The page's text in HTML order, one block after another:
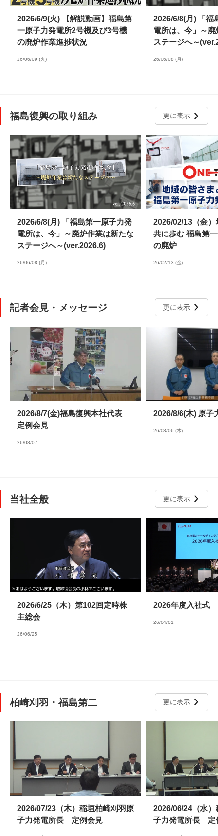
2026/6/9(火) 【解説動画】福島第
一原子力発電所2号機及び3号機
の廃炉作業進捗状況
26/06/09 (火)
2026/6/8(月) 「福
電所は、今」～
ステージへ～
26/06/08 (月)
福島復興の取り組み 更に表示
2026/6/8(月) 「福島第一原子力発
電所は、今」～廃炉作業は新たな
ステージへ～(ver.2026.6)
26/06/08 (月)
2026/02/13（金
共に歩む 福島第
の廃炉
26/02/13 (金)
記者会見・メッセージ 更に表示
2026/8/7(金)福島復興本社代表
定例会見
26/08/07
2026/8/6(木) 原子
26/08/06 (木)
当社全般 更に表示
2026/6/25（木）第102回定時株
主総会
26/06/25
2026年度入社式
26/04/01
柏崎刈羽・福島第二 更に表示
2026/07/23（木）稲垣柏崎刈羽原
子力発電所長 定例会見
2026/06/24（水
子力発電所長 定